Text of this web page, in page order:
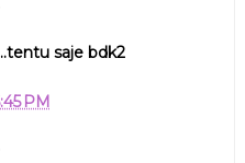
saje bdk2
PM